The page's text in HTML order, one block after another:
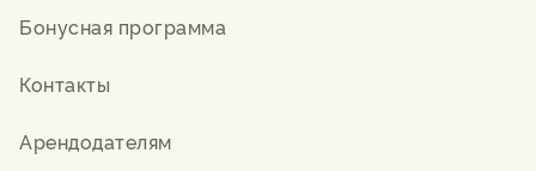
Бонусная программа
Контакты
Арендодателям